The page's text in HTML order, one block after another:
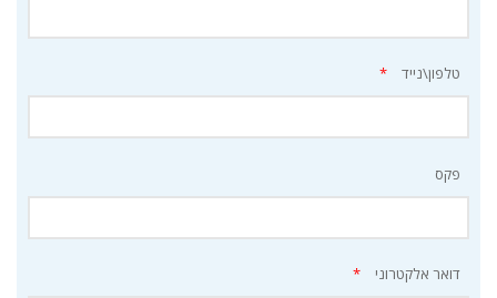
טלפון\נייד *
פקס
דואר אלקטרוני *